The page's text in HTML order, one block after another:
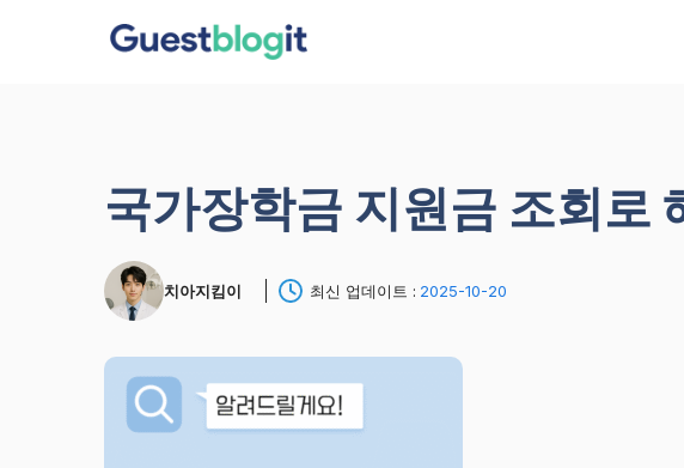
국가장학금 지원금 조회로
치아지킴이 최신 업데이트 : 2025-10-20